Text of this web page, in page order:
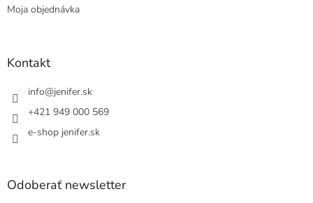
Moja objednávka
Kontakt
info@jenifer.sk
+421 949 000 569
e-shop jenifer.sk
Odoberať newsletter